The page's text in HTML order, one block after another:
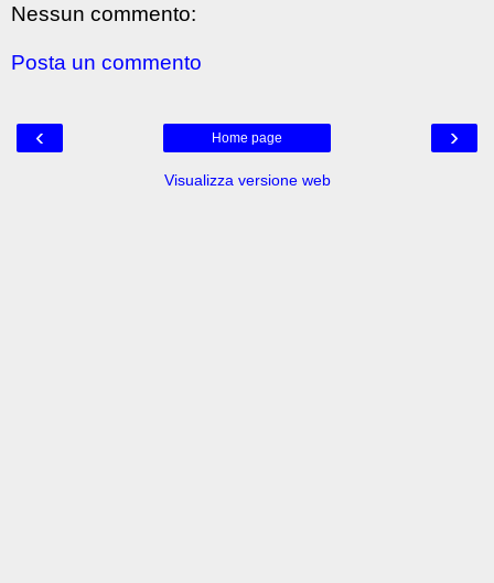
Nessun commento:
Posta un commento
‹ ›
Home page
Visualizza versione web